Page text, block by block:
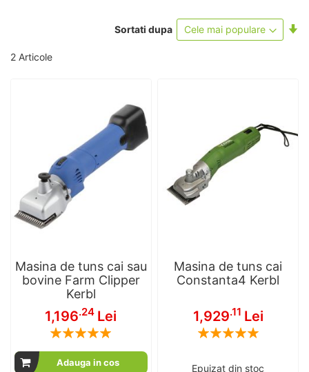
2 Articole
Sortati dupa
Masina de tuns cai sau
bovine Farm Clipper
Kerbl
1,196.24 Lei
Rating:
Adauga in cos
Masina de tuns cai
Constanta4 Kerbl
1,929.11 Lei
Rating:
Epuizat din stoc